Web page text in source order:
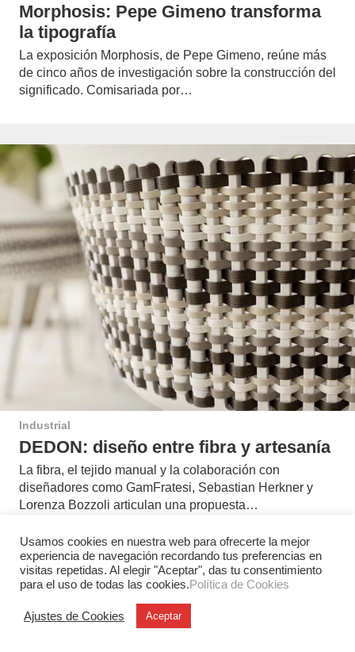
Morphosis: Pepe Gimeno transforma
la tipografía
La exposición Morphosis, de Pepe Gimeno, reúne más
de cinco años de investigación sobre la construcción del
significado. Comisariada por…
Industrial
DEDON: diseño entre fibra y artesanía
La fibra, el tejido manual y la colaboración con
diseñadores como GamFratesi, Sebastian Herkner y
Lorenza Bozzoli articulan una propuesta…
Usamos cookies en nuestra web para ofrecerte la mejor
experiencia de navegación recordando tus preferencias en
visitas repetidas. Al elegir "Aceptar", das tu consentimiento
para el uso de todas las cookies.Política de Cookies
Ajustes de Cookies Aceptar